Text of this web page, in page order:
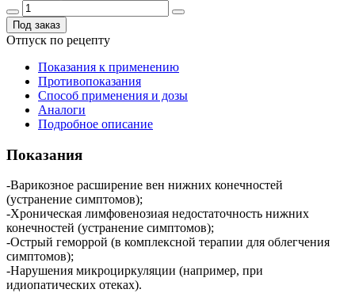
Под заказ
Отпуск по рецепту
Показания к применению
Противопоказания
Способ применения и дозы
Аналоги
Подробное описание
Показания
-Варикозное расширение вен нижних конечностей
(устранение симптомов);
-Хроническая лимфовенозиая недостаточность нижних
конечностей (устранение симптомов);
-Острый геморрой (в комплексной терапии для облегчения
симптомов);
-Нарушения микроциркуляции (например, при
идиопатических отеках).